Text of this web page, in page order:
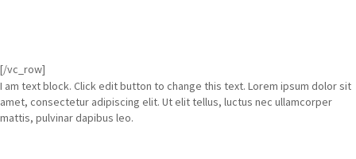
[/vc_row]
I am text block. Click edit button to change this text. Lorem ipsum dolor sit
amet, consectetur adipiscing elit. Ut elit tellus, luctus nec ullamcorper
mattis, pulvinar dapibus leo.